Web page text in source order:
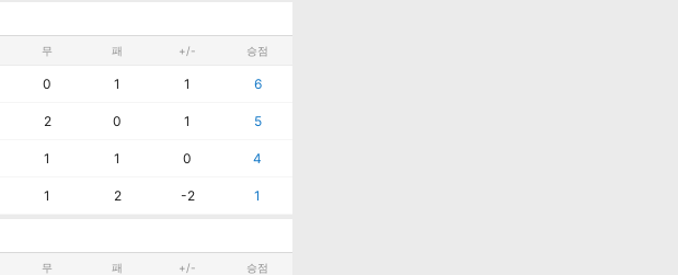
무 패 +/- 승점
0 1 1 6
2 0 1 5
1 1 0 4
1 2 -2 1
무 패 +/- 승점